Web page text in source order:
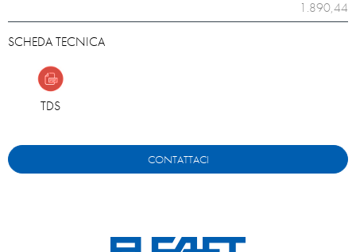
1.890,44
SCHEDA TECNICA
TDS
CONTATTACI